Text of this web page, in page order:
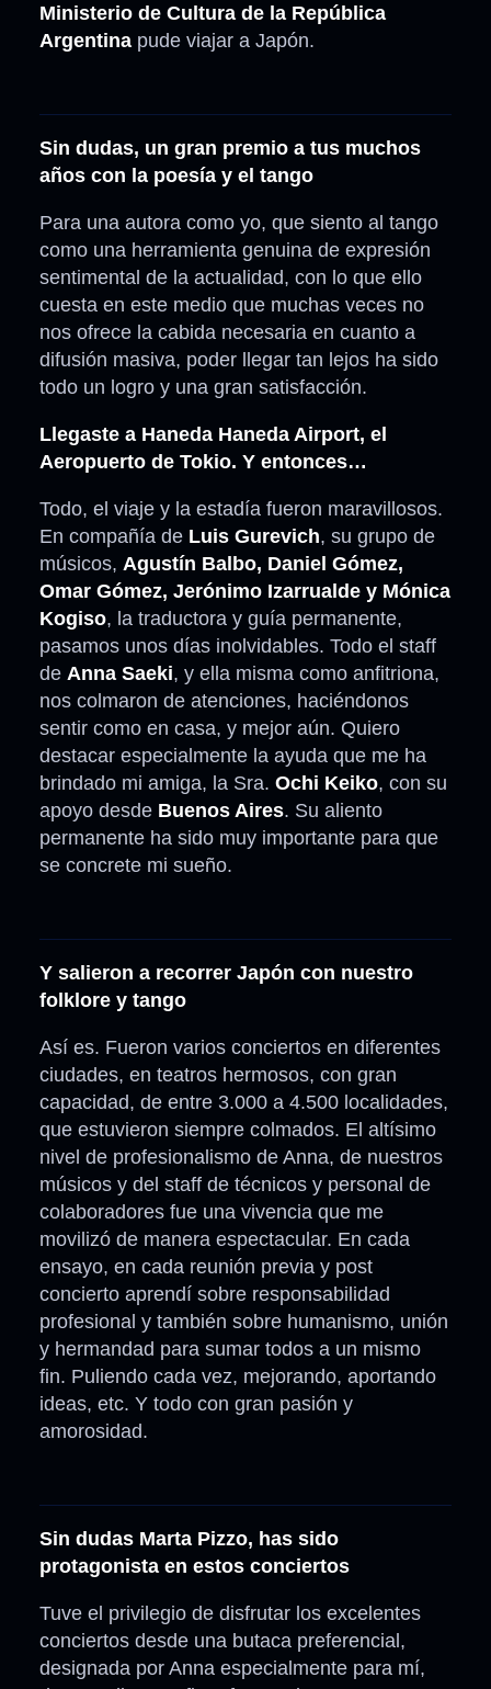
Ministerio de Cultura de la República
Argentina pude viajar a Japón.
Sin dudas, un gran premio a tus muchos
años con la poesía y el tango
Para una autora como yo, que siento al tango
como una herramienta genuina de expresión
sentimental de la actualidad, con lo que ello
cuesta en este medio que muchas veces no
nos ofrece la cabida necesaria en cuanto a
difusión masiva, poder llegar tan lejos ha sido
todo un logro y una gran satisfacción.
Llegaste a Haneda Haneda Airport, el
Aeropuerto de Tokio. Y entonces…
Todo, el viaje y la estadía fueron maravillosos.
En compañía de Luis Gurevich, su grupo de
músicos, Agustín Balbo, Daniel Gómez,
Omar Gómez, Jerónimo Izarrualde y Mónica
Kogiso, la traductora y guía permanente,
pasamos unos días inolvidables. Todo el staff
de Anna Saeki, y ella misma como anfitriona,
nos colmaron de atenciones, haciéndonos
sentir como en casa, y mejor aún. Quiero
destacar especialmente la ayuda que me ha
brindado mi amiga, la Sra. Ochi Keiko, con su
apoyo desde Buenos Aires. Su aliento
permanente ha sido muy importante para que
se concrete mi sueño.
Y salieron a recorrer Japón con nuestro
folklore y tango
Así es. Fueron varios conciertos en diferentes
ciudades, en teatros hermosos, con gran
capacidad, de entre 3.000 a 4.500 localidades,
que estuvieron siempre colmados. El altísimo
nivel de profesionalismo de Anna, de nuestros
músicos y del staff de técnicos y personal de
colaboradores fue una vivencia que me
movilizó de manera espectacular. En cada
ensayo, en cada reunión previa y post
concierto aprendí sobre responsabilidad
profesional y también sobre humanismo, unión
y hermandad para sumar todos a un mismo
fin. Puliendo cada vez, mejorando, aportando
ideas, etc. Y todo con gran pasión y
amorosidad.
Sin dudas Marta Pizzo, has sido
protagonista en estos conciertos
Tuve el privilegio de disfrutar los excelentes
conciertos desde una butaca preferencial,
designada por Anna especialmente para mí,